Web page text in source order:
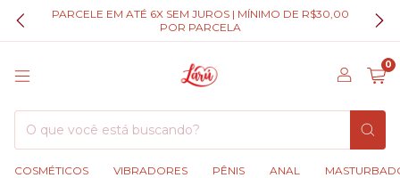
PARCELE EM ATÉ 6X SEM JUROS | MÍNIMO DE R$30,00
POR PARCELA
0
COSMÉTICOS VIBRADORES PÊNIS ANAL